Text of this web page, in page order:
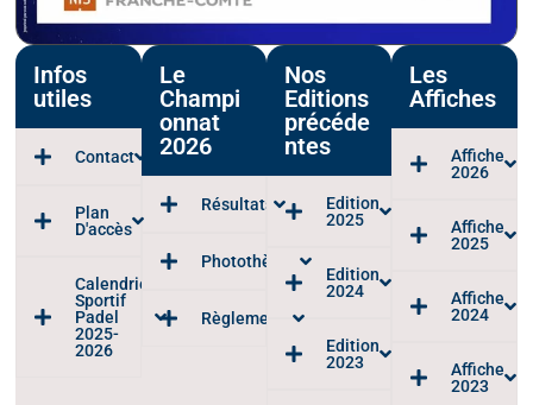
Infos
utiles
Contact
Plan
D'accès
Calendrier
Sportif
Padel
2025-
2026
Le
Champi
onnat
2026
Résultats
Photothèque
Règlements
Nos
Editions
précéde
ntes
Edition
2025
Edition
2024
Edition
2023
Les
Affiches
Affiche
2026
Affiche
2025
Affiche
2024
Affiche
2023